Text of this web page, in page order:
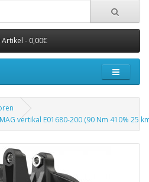
Artikel - 0,00€
vertikal E01680-200 (90 Nm 410% 25